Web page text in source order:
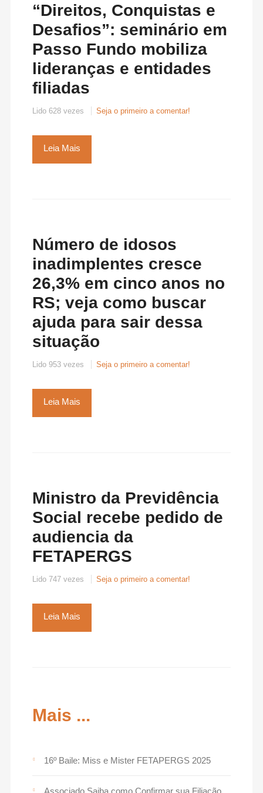
“Direitos, Conquistas e
Desafios”: seminário em
Passo Fundo mobiliza
lideranças e entidades
filiadas
Lido 628 vezes Seja o primeiro a comentar!
Leia Mais
Número de idosos
inadimplentes cresce
26,3% em cinco anos no
RS; veja como buscar
ajuda para sair dessa
situação
Lido 953 vezes Seja o primeiro a comentar!
Leia Mais
Ministro da Previdência
Social recebe pedido de
audiencia da
FETAPERGS
Lido 747 vezes Seja o primeiro a comentar!
Leia Mais
Mais ...
16º Baile: Miss e Mister FETAPERGS 2025
Associado Saiba como Confirmar sua Filiação